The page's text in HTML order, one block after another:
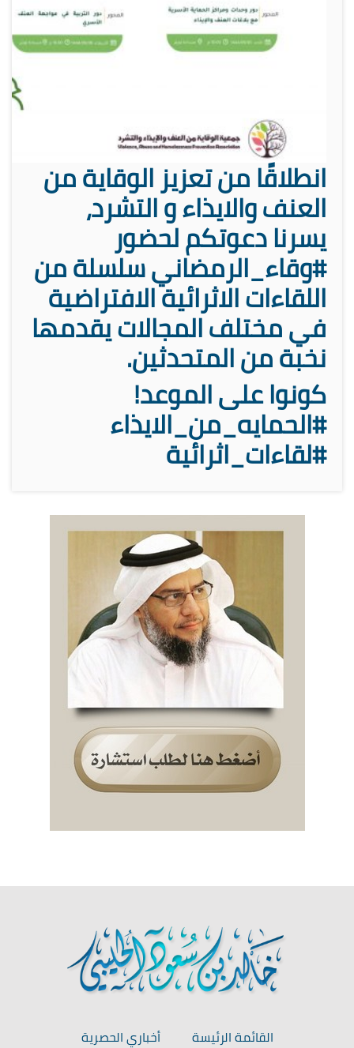
انطلاقًا من تعزيز الوقاية من
العنف والايذاء و التشرد،
يسرنا دعوتكم لحضور
#وقاء_الرمضاني سلسلة من
اللقاءات الاثرائية الافتراضية
في مختلف المجالات يقدمها
نخبة من المتحدثين.
كونوا على الموعد!
#الحمايه_من_الايذاء
#لقاءات_اثرائية
القائمة الرئيسة
أخباري الحصرية